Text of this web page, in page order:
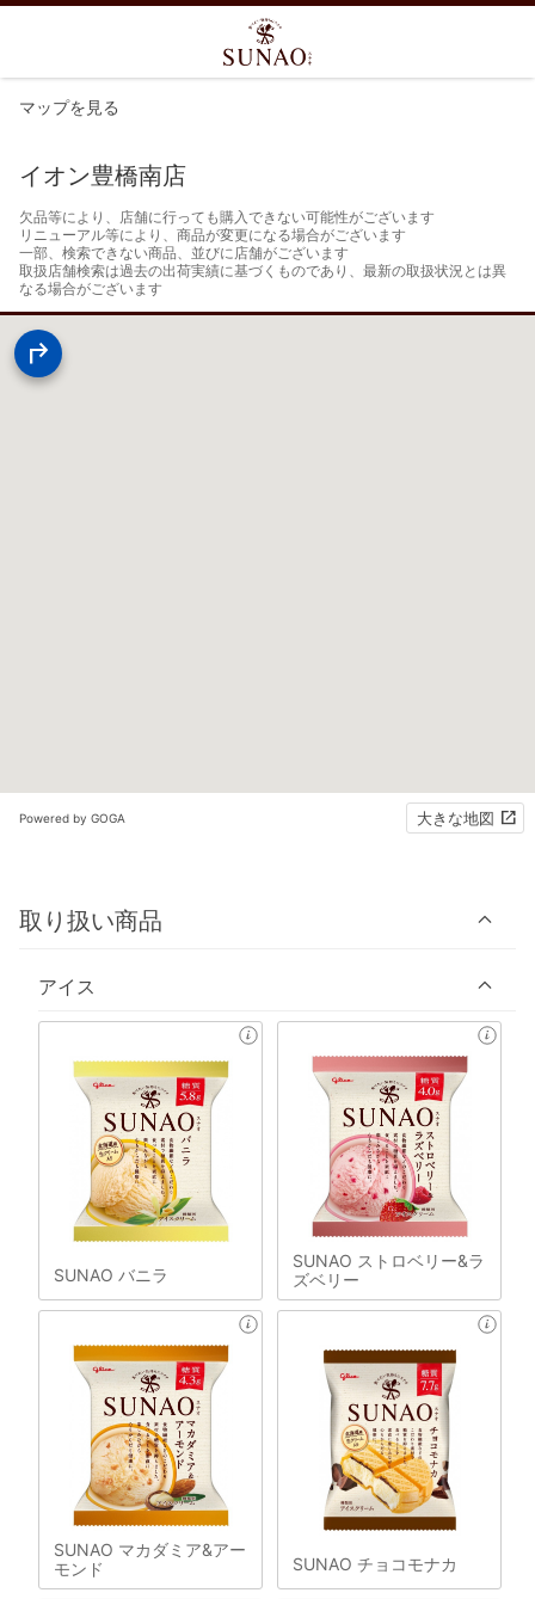
マップを見る
イオン豊橋南店
欠品等により、店舗に行っても購入できない可能性がございます
リニューアル等により、商品が変更になる場合がございます
一部、検索できない商品、並びに店舗がございます
取扱店舗検索は過去の出荷実績に基づくものであり、最新の取扱状況とは異
なる場合がございます
Powered by GOGA 大きな地図
取り扱い商品
アイス
SUNAO バニラ
SUNAO ストロベリー&ラ
ズベリー
SUNAO マカダミア&アー
モンド
SUNAO チョコモナカ